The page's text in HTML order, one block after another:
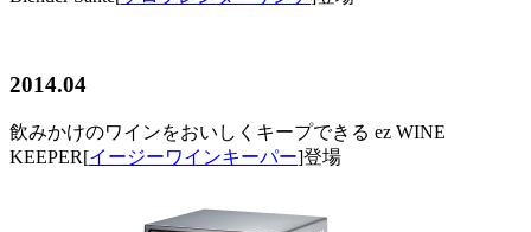
2014.04
飲みかけのワインをおいしくキープできる ez WINE
KEEPER[イージーワインキーパー]登場